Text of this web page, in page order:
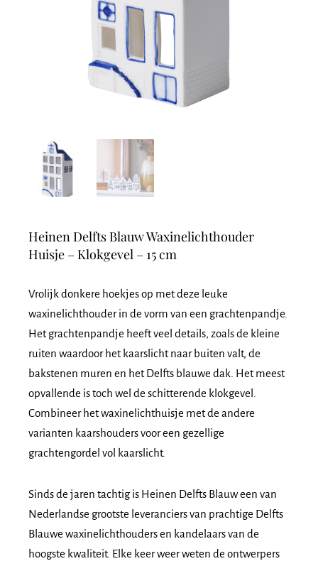
Heinen Delfts Blauw Waxinelichthouder
Huisje – Klokgevel – 15 cm
Vrolijk donkere hoekjes op met deze leuke
waxinelichthouder in de vorm van een grachtenpandje.
Het grachtenpandje heeft veel details, zoals de kleine
ruiten waardoor het kaarslicht naar buiten valt, de
bakstenen muren en het Delfts blauwe dak. Het meest
opvallende is toch wel de schitterende klokgevel.
Combineer het waxinelichthuisje met de andere
varianten kaarshouders voor een gezellige
grachtengordel vol kaarslicht.
Sinds de jaren tachtig is Heinen Delfts Blauw een van
Nederlandse grootste leveranciers van prachtige Delfts
Blauwe waxinelichthouders en kandelaars van de
hoogste kwaliteit. Elke keer weer weten de ontwerpers